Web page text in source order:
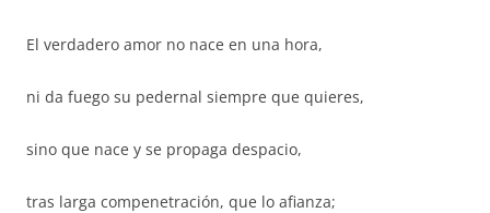
El verdadero amor no nace en una hora,
ni da fuego su pedernal siempre que quieres,
sino que nace y se propaga despacio,
tras larga compenetración, que lo afianza;